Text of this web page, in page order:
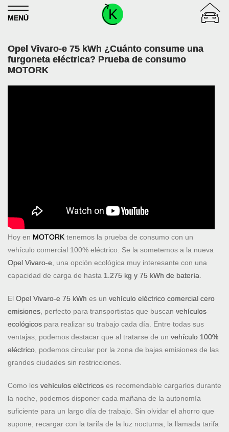
Skip to content
MENÚ
Opel Vivaro-e 75 kWh ¿Cuánto consume una
furgoneta eléctrica? Prueba de consumo
MOTORK
Hoy en MOTORK tenemos la prueba de consumo con un
vehículo comercial 100% eléctrico. Se la sometemos a la nueva
Opel Vivaro-e, una opción ecológica muy interesante con una
capacidad de carga de hasta 1.275 kg y 75 kWh de batería.
El Opel Vivaro-e 75 kWh es un vehículo eléctrico comercial cero
emisiones, perfecto para transportistas que buscan vehículos
ecológicos para realizar su trabajo cada día. Entre todas sus
ventajas, podemos destacar que al tratarse de un vehículo 100%
eléctrico, podemos circular por la zona de bajas emisiones de las
grandes ciudades sin restricciones.
Como los vehículos eléctricos es recomendable cargarlos durante
la noche, podemos disponer cada mañana de la autonomía
suficiente para un largo día de trabajo. Sin olvidar el ahorro que
supone, recargar con la tarifa de la luz nocturna, la llamada tarifa